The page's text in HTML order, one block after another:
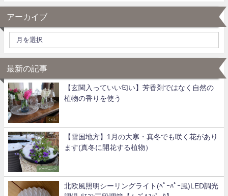
アーカイブ
最新の記事
くらし
【玄関入っていい匂い】芳香剤ではなく自然の
植物の香りを使う
ガーデニング
【雪国地方】1月の大寒・真冬でも咲く花があり
ます(真冬に開花する植物）
北欧風照明シーリングライト(ﾍﾟｰﾊﾟｰ風)LED調光